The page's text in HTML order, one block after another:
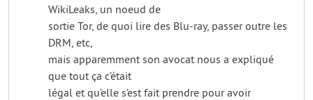
WikiLeaks, un noeud de
sortie Tor, de quoi lire des Blu-ray, passer outre les
DRM, etc,
mais apparemment son avocat nous a expliqué
que tout ça c’était
légal et qu’elle s’est fait prendre pour avoir